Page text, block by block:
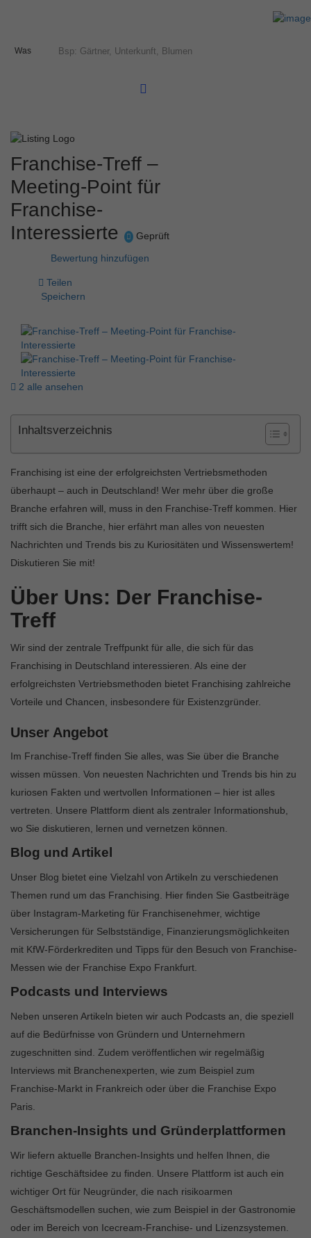
Was
Franchise-Treff –
Meeting-Point für
Franchise-
Interessierte
Geprüft
Bewertung hinzufügen
Teilen
Speichern
2 alle ansehen
Inhaltsverzeichnis
Franchising ist eine der erfolgreichsten Vertriebsmethoden
überhaupt – auch in Deutschland! Wer mehr über die große
Branche erfahren will, muss in den Franchise-Treff kommen. Hier
trifft sich die Branche, hier erfährt man alles von neuesten
Nachrichten und Trends bis zu Kuriositäten und Wissenswertem!
Diskutieren Sie mit!
Über Uns: Der Franchise-
Treff
Wir sind der zentrale Treffpunkt für alle, die sich für das
Franchising in Deutschland interessieren. Als eine der
erfolgreichsten Vertriebsmethoden bietet Franchising zahlreiche
Vorteile und Chancen, insbesondere für Existenzgründer.
Unser Angebot
Im Franchise-Treff finden Sie alles, was Sie über die Branche
wissen müssen. Von neuesten Nachrichten und Trends bis hin zu
kuriosen Fakten und wertvollen Informationen – hier ist alles
vertreten. Unsere Plattform dient als zentraler Informationshub,
wo Sie diskutieren, lernen und vernetzen können.
Blog und Artikel
Unser Blog bietet eine Vielzahl von Artikeln zu verschiedenen
Themen rund um das Franchising. Hier finden Sie Gastbeiträge
über Instagram-Marketing für Franchisenehmer, wichtige
Versicherungen für Selbstständige, Finanzierungsmöglichkeiten
mit KfW-Förderkrediten und Tipps für den Besuch von Franchise-
Messen wie der Franchise Expo Frankfurt.
Podcasts und Interviews
Neben unseren Artikeln bieten wir auch Podcasts an, die speziell
auf die Bedürfnisse von Gründern und Unternehmern
zugeschnitten sind. Zudem veröffentlichen wir regelmäßig
Interviews mit Branchenexperten, wie zum Beispiel zum
Franchise-Markt in Frankreich oder über die Franchise Expo
Paris.
Branchen-Insights und Gründerplattformen
Wir liefern aktuelle Branchen-Insights und helfen Ihnen, die
richtige Geschäftsidee zu finden. Unsere Plattform ist auch ein
wichtiger Ort für Neugründer, die nach risikoarmen
Geschäftsmodellen suchen, wie zum Beispiel in der Gastronomie
oder im Bereich von Icecream-Franchise- und Lizenzsystemen.